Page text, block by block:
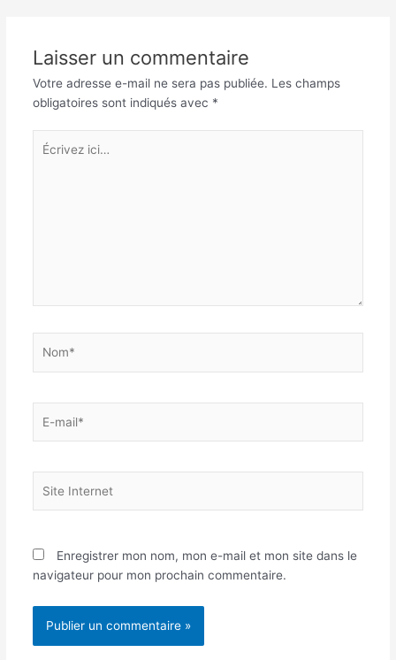
Laisser un commentaire
Votre adresse e-mail ne sera pas publiée. Les champs
obligatoires sont indiqués avec *
Écrivez
ici…
mail*
Internet
Enregistrer mon nom, mon e-mail et mon site dans le
navigateur pour mon prochain commentaire.